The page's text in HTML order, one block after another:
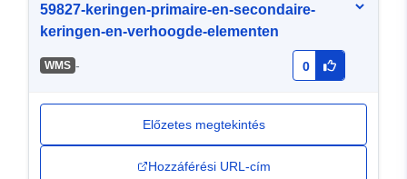
59827-keringen-primaire-en-secondaire-
keringen-en-verhoogde-elementen
WMS - 0
Előzetes megtekintés
Hozzáférési URL-cím